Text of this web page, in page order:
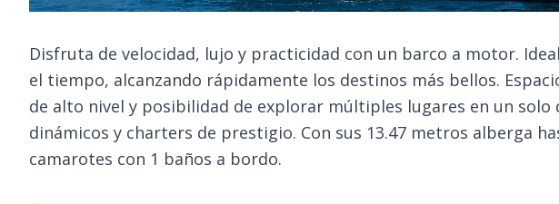
Disfruta de velocidad, lujo y practicidad con un barco a motor.
el tiempo, alcanzando rápidamente los destinos más bellos.
de alto nivel y posibilidad de explorar múltiples lugares en un
dinámicos y charters de prestigio. Con sus 13.47 metros alberga
camarotes con 1 baños a bordo.